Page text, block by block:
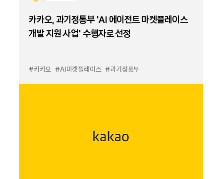
카카오, 과기정통부 ‘AI 에이전트 마켓플레이스
개발 지원 사업’ 수행자로 선정
#카카오 #AI마켓플레이스 #과기정통부